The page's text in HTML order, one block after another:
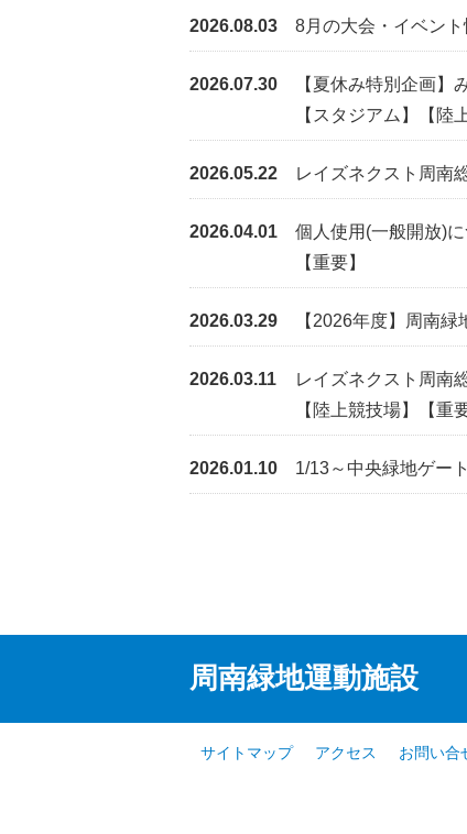
2026.08.03 8月の大会・イベント
2026.07.30 【夏休み特別企画】
【スタジアム】
【陸
2026.05.22 レイズネクスト周南
2026.04.01 個人使用(一般開放)
【重要】
2026.03.29 【2026年度】周南
2026.03.11 レイズネクスト周南
【陸上競技場】
【重
2026.01.10 1/13～中央緑地ゲー
周南緑地運動施設
サイトマップ アクセス お問い合